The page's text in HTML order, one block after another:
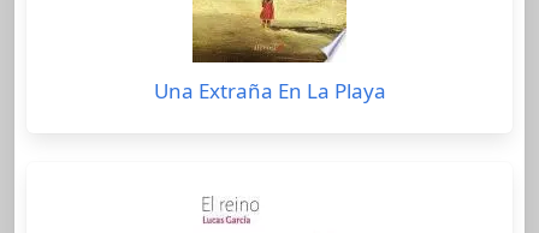
Una Extraña En La Playa